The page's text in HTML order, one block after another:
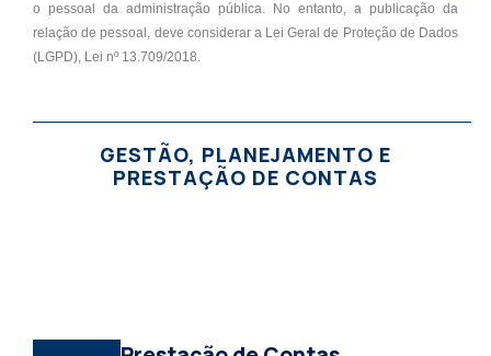
o pessoal da administração pública. No entanto, a publicação da
relação de pessoal, deve considerar a Lei Geral de Proteção de Dados
(LGPD), Lei nº 13.709/2018.
GESTÃO, PLANEJAMENTO E
PRESTAÇÃO DE CONTAS